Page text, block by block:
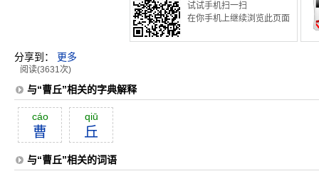
试试手机扫一扫
在你手机上继续浏览此页面
分享到： 更多
阅读(3631次)
与“曹丘”相关的字典解释
cáo
曹
qiū
丘
与“曹丘”相关的词语